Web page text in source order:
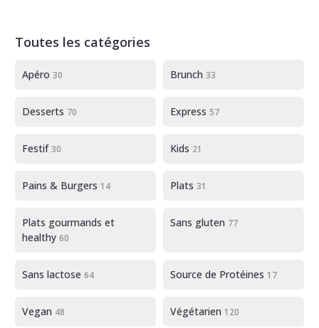
Toutes les catégories
Apéro 30 Brunch 33
Desserts 70 Express 57
Festif30 Kids 21
Pains & Burgers 14 Plats 31
Plats gourmands et
healthy 60
Sans gluten 77
Sans lactose 64 Source de Protéines 17
Vegan 48 Végétarien 120